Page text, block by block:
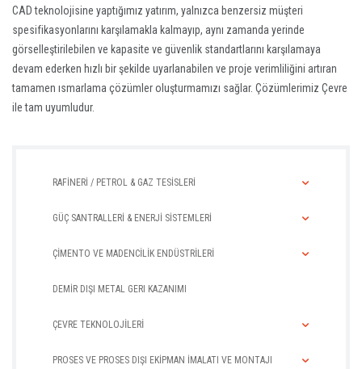
CAD teknolojisine yaptığımız yatırım, yalnızca benzersiz müşteri
spesifikasyonlarını karşılamakla kalmayıp, aynı zamanda yerinde
görselleştirilebilen ve kapasite ve güvenlik standartlarını karşılamaya
devam ederken hızlı bir şekilde uyarlanabilen ve proje verimliliğini artıran
tamamen ısmarlama çözümler oluşturmamızı sağlar. Çözümlerimiz Çevre
ile tam uyumludur.
RAFİNERİ / PETROL & GAZ TESİSLERİ
GÜÇ SANTRALLERİ & ENERJİ SİSTEMLERİ
ÇİMENTO VE MADENCİLİK ENDÜSTRİLERİ
DEMİR DIŞI METAL GERI KAZANIMI
ÇEVRE TEKNOLOJİLERİ
PROSES VE PROSES DIŞI EKİPMAN İMALATI VE MONTAJI